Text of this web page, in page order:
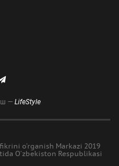
— LifeStyle
o‘rganish Markazi 2019
O‘zbekiston Respublikasi